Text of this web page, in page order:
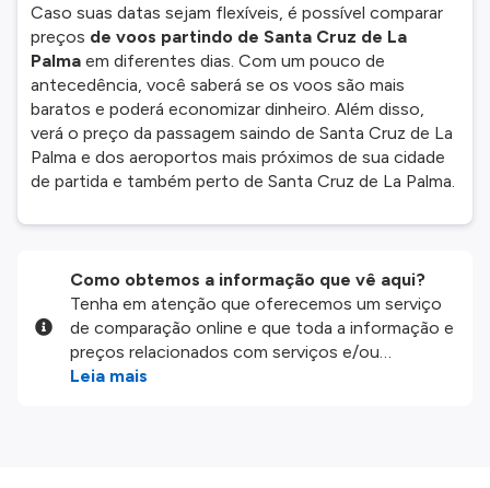
Caso suas datas sejam flexíveis, é possível comparar
preços de voos partindo de Santa Cruz de La
Palma em diferentes dias. Com um pouco de
antecedência, você saberá se os voos são mais
baratos e poderá economizar dinheiro. Além disso,
verá o preço da passagem saindo de Santa Cruz de La
Palma e dos aeroportos mais próximos de sua cidade
de partida e também perto de Santa Cruz de La Palma.
Como obtemos a informação que vê aqui?
Tenha em atenção que oferecemos um serviço
de comparação online e que toda a informação e
preços relacionados com serviços e/ou
produtos disponíveis no nosso website são
Leia mais